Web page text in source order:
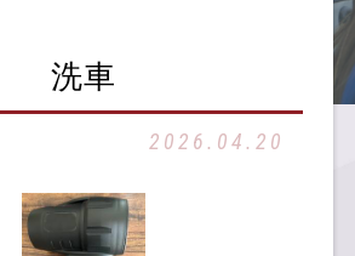
SDGsへの取組み
洗車
2026.04.20